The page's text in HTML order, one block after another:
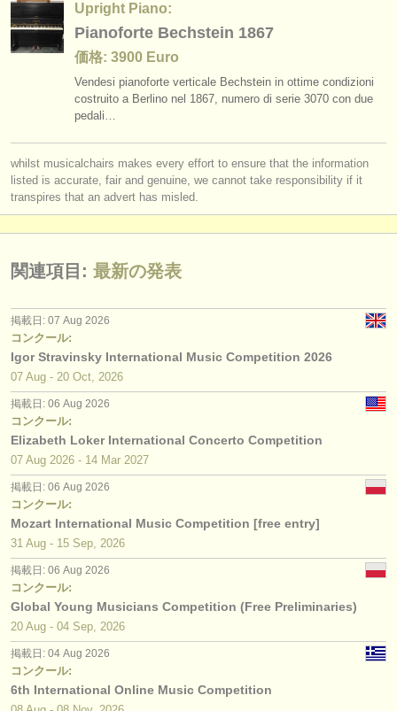
掲載方法
find out about ourATS
Upright Piano:
Pianoforte Bechstein 1867
価格: 3900 Euro
Vendesi pianoforte verticale Bechstein in ottime condizioni
costruito a Berlino nel 1867, numero di serie 3070 con due
pedali…
whilst musicalchairs makes every effort to ensure that the information
listed is accurate, fair and genuine, we cannot take responsibility if it
transpires that an advert has misled.
関連項目: 最新の発表
掲載日: 07 Aug 2026
コンクール:
Igor Stravinsky International Music Competition 2026
07 Aug - 20 Oct, 2026
掲載日: 06 Aug 2026
コンクール:
Elizabeth Loker International Concerto Competition
07 Aug 2026 - 14 Mar 2027
掲載日: 06 Aug 2026
コンクール:
Mozart International Music Competition [free entry]
31 Aug - 15 Sep, 2026
掲載日: 06 Aug 2026
コンクール:
Global Young Musicians Competition (Free Preliminaries)
20 Aug - 04 Sep, 2026
掲載日: 04 Aug 2026
コンクール:
6th International Online Music Competition